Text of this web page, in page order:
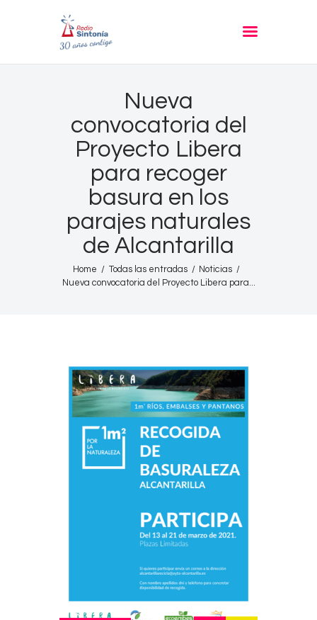
Nueva
convocatoria del
Proyecto Libera
para recoger
basura en los
parajes naturales
de Alcantarilla
Home Todas las entradas
Noticias
Nueva convocatoria del Proyecto Libera para...
RADIO SINTONIA
Entrevistas
Podcast
PROGRAMACIÓN
Nuestra Historia